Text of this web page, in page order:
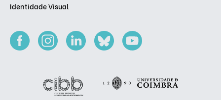
Identidade Visual